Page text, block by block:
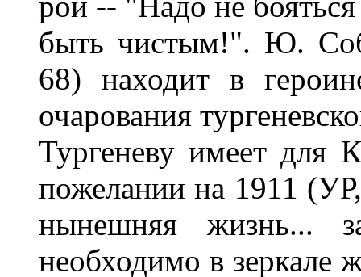
быть чистым!". Ю.
68) находит в
очарования
Тургеневу имеет для
пожелании на 1911
нынешняя жизнь...
необходимо в зеркале